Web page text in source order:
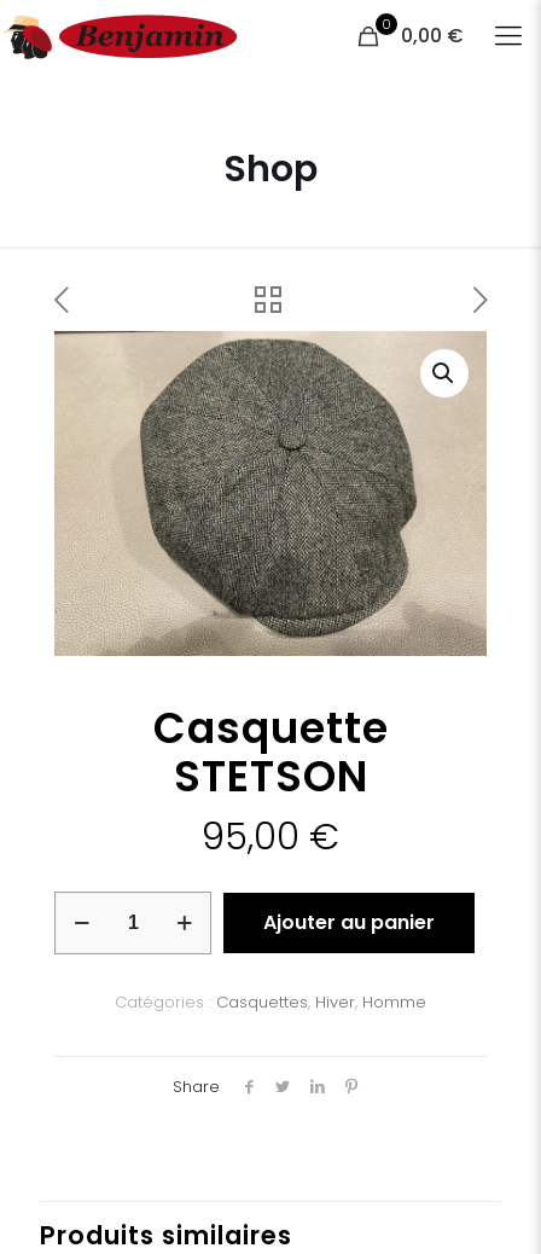
0 0,00 €
Shop
Casquette
STETSON
95,00 €
Ajouter au panier
Catégories : Casquettes, Hiver, Homme
Share
Produits similaires